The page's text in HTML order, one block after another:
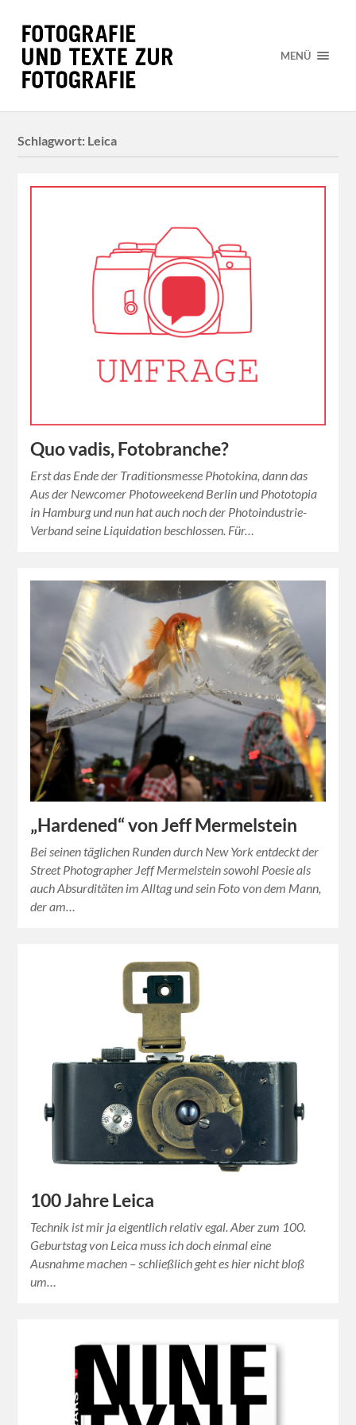
MENÜ
Schlagwort: Leica
Quo vadis, Fotobranche?
Erst das Ende der Traditionsmesse Photokina, dann das
Aus der Newcomer Photoweekend Berlin und Phototopia
in Hamburg und nun hat auch noch der Photoindustrie-
Verband seine Liquidation beschlossen. Für…
„Hardened“ von Jeff Mermelstein
Bei seinen täglichen Runden durch New York entdeckt der
Street Photographer Jeff Mermelstein sowohl Poesie als
auch Absurditäten im Alltag und sein Foto von dem Mann,
der am…
100 Jahre Leica
Technik ist mir ja eigentlich relativ egal. Aber zum 100.
Geburtstag von Leica muss ich doch einmal eine
Ausnahme machen – schließlich geht es hier nicht bloß
um…